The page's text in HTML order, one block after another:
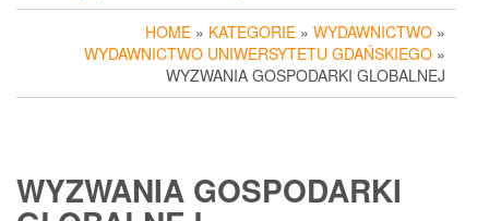
HOME » KATEGORIE » WYDAWNICTWO »
WYDAWNICTWO UNIWERSYTETU GDAŃSKIEGO »
WYZWANIA GOSPODARKI GLOBALNEJ
WYZWANIA GOSPODARKI